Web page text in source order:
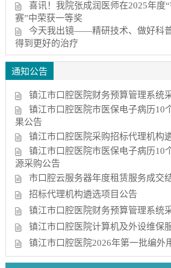
喜讯！我院张成润医师在2025年度
赛”中荣获一等奖
今天我出镜——精研技术、做好科
得到更好的治疗
通知公告
镇江市口腔医院财务预算管理系统
镇江市口腔医院市医保电子病历10
果公告
镇江市口腔医院采购招标代理机构
镇江市口腔医院市医保电子病历10
源采购公告
市口腔云服务器年度租赁服务成交
招标代理机构遴选项目公告
镇江市口腔医院财务预算管理系统
镇江市口腔医院计算机及外设维保
镇江市口腔医院2026年第一批编外